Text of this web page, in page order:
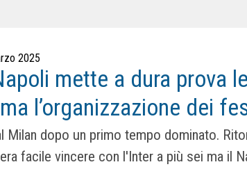
2025
mette a dura prova
l’organizzazione dei
Milan dopo un primo tempo dominato.
facile vincere con l'Inter a più sei ma il